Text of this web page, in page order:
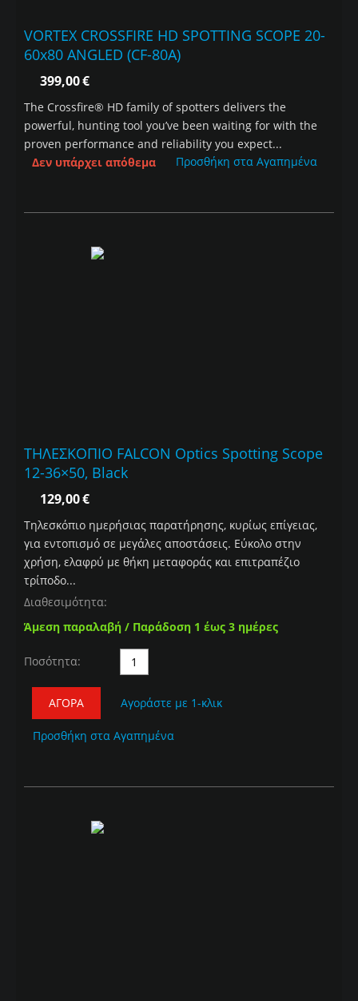
VORTEX CROSSFIRE HD SPOTTING SCOPE 20-
60x80 ANGLED (CF-80A)
399,00€
The Crossfire® HD family of spotters delivers the
powerful, hunting tool you’ve been waiting for with the
proven performance and reliability you expect...
Δεν υπάρχει απόθεμα
Προσθήκη στα Αγαπημένα
ΤΗΛΕΣΚΟΠΙΟ FALCON Optics Spotting Scope
12-36×50, Black
129,00€
Τηλεσκόπιο ημερήσιας παρατήρησης, κυρίως επίγειας,
για εντοπισμό σε μεγάλες αποστάσεις. Εύκολο στην
χρήση, ελαφρύ με θήκη μεταφοράς και επιτραπέζιο
τρίποδο...
Διαθεσιμότητα:
Άμεση παραλαβή / Παράδοση 1 έως 3 ημέρες
Ποσότητα:
ΑΓΟΡΆ Αγοράστε με 1-κλικ
Προσθήκη στα Αγαπημένα